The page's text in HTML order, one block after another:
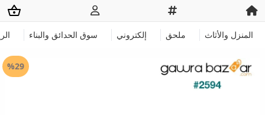
المنزل والأثاث ملحق إلكتروني سوق الحدائق والبناء
%29